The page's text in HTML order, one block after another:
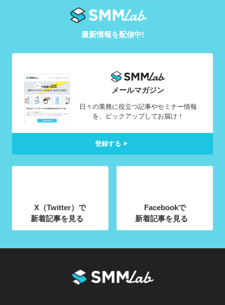
最新情報を配信中!
メールマガジン
日々の業務に役立つ記事やセミナー情報
を、ピックアップしてお届け！
登録する
X（Twitter）で
新着記事を見る
Facebookで
新着記事を見る